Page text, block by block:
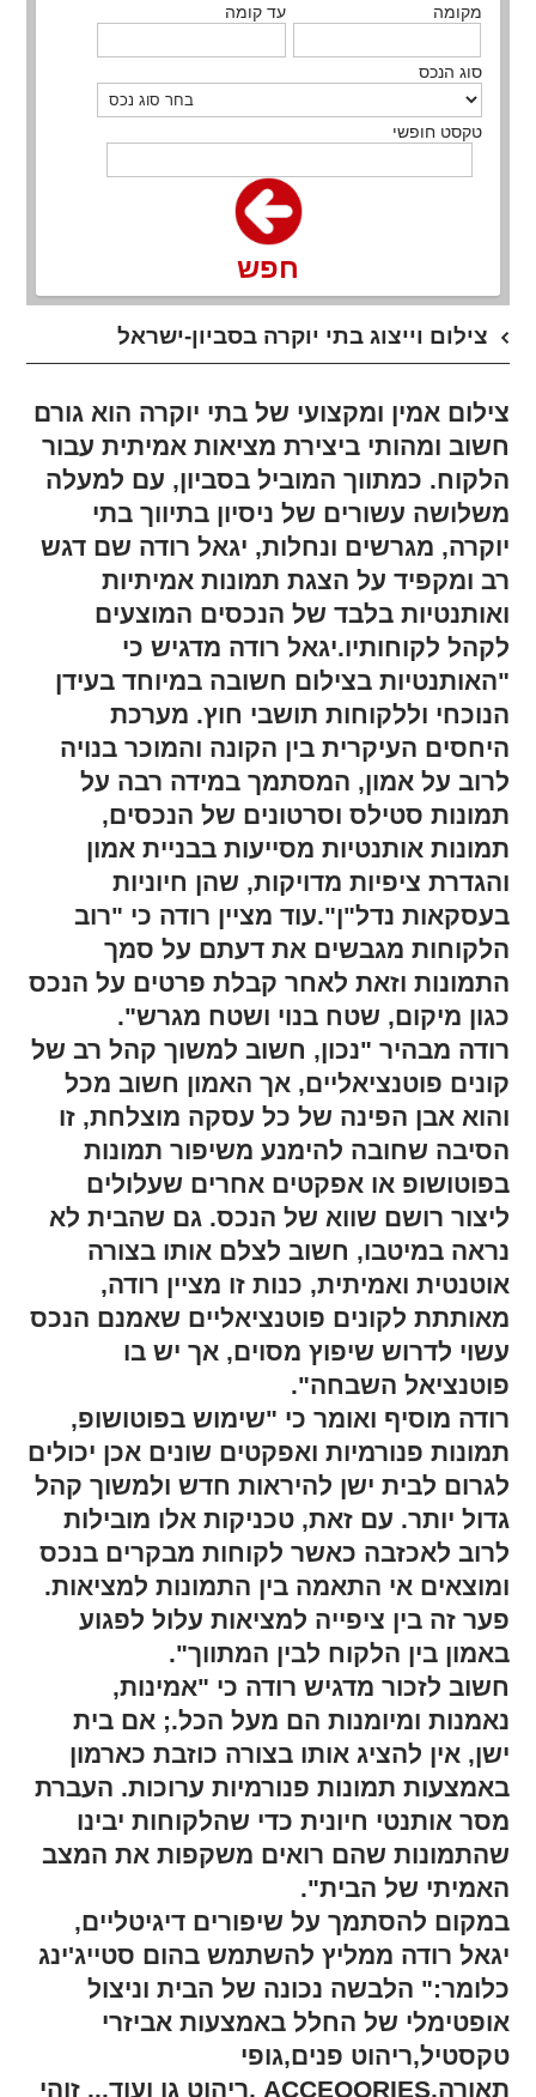
מקומה עד קומה
סוג הנכס
טקסט חופשי
חפש
צילום וייצוג בתי יוקרה בסביון-ישראל
צילום אמין ומקצועי של בתי יוקרה הוא גורם
חשוב ומהותי ביצירת מציאות אמיתית עבור
הלקוח. כמתווך המוביל בסביון, עם למעלה
משלושה עשורים של ניסיון בתיווך בתי
יוקרה, מגרשים ונחלות, יגאל רודה שם דגש
רב ומקפיד על הצגת תמונות אמיתיות
ואותנטיות בלבד של הנכסים המוצעים
לקהל לקוחותיו.יגאל רודה מדגיש כי
"האותנטיות בצילום חשובה במיוחד בעידן
הנוכחי וללקוחות תושבי חוץ. מערכת
היחסים העיקרית בין הקונה והמוכר בנויה
לרוב על אמון, המסתמך במידה רבה על
תמונות סטילס וסרטונים של הנכסים,
תמונות אותנטיות מסייעות בבניית אמון
והגדרת ציפיות מדויקות, שהן חיוניות
בעסקאות נדל"ן".עוד מציין רודה כי "רוב
הלקוחות מגבשים את דעתם על סמך
התמונות וזאת לאחר קבלת פרטים על הנכס
כגון מיקום, שטח בנוי ושטח מגרש".
רודה מבהיר "נכון, חשוב למשוך קהל רב של
קונים פוטנציאליים, אך האמון חשוב מכל
והוא אבן הפינה של כל עסקה מוצלחת, זו
הסיבה שחובה להימנע משיפור תמונות
בפוטושופ או אפקטים אחרים שעלולים
ליצור רושם שווא של הנכס. גם שהבית לא
נראה במיטבו, חשוב לצלם אותו בצורה
אוטנטית ואמיתית, כנות זו מציין רודה,
מאותתת לקונים פוטנציאליים שאמנם הנכס
עשוי לדרוש שיפוץ מסוים, אך יש בו
פוטנציאל השבחה".
רודה מוסיף ואומר כי "שימוש בפוטושופ,
תמונות פנורמיות ואפקטים שונים אכן יכולים
לגרום לבית ישן להיראות חדש ולמשוך קהל
גדול יותר. עם זאת, טכניקות אלו מובילות
לרוב לאכזבה כאשר לקוחות מבקרים בנכס
ומוצאים אי התאמה בין התמונות למציאות.
פער זה בין ציפייה למציאות עלול לפגוע
באמון בין הלקוח לבין המתווך".
חשוב לזכור מדגיש רודה כי "אמינות,
נאמנות ומיומנות הם מעל הכל.; אם בית
ישן, אין להציג אותו בצורה כוזבת כארמון
באמצעות תמונות פנורמיות ערוכות. העברת
מסר אותנטי חיונית כדי שהלקוחות יבינו
שהתמונות שהם רואים משקפות את המצב
האמיתי של הבית".
במקום להסתמך על שיפורים דיגיטליים,
יגאל רודה ממליץ להשתמש בהום סטייג'ינג
כלומר:" הלבשה נכונה של הבית וניצול
אופטימלי של החלל באמצעות אביזרי
טקסטיל,ריהוט פנים,גופי
תאורה,ACCEOORIES ,ריהוט גן ועוד... זוהי